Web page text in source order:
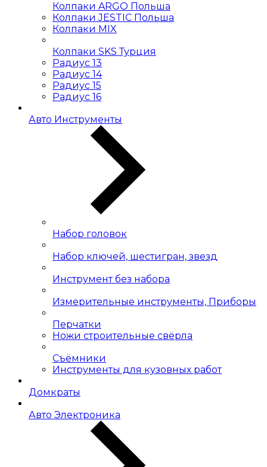
Колпаки ARGO Польша
Колпаки JESTIC Польша
Колпаки MIX
Колпаки SKS Турция
Радиус 13
Радиус 14
Радиус 15
Радиус 16
Авто Инструменты
Набор головок
Набор ключей, шестигран, звезд
Инструмент без набора
Измерительные инструменты, Приборы
Перчатки
Ножи строительные свёрла
Съёмники
Инструменты для кузовных работ
Домкраты
Авто Электроника